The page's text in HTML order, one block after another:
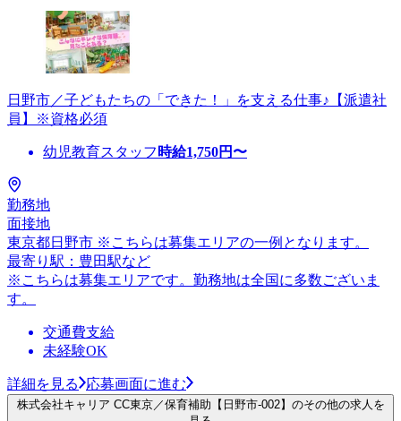
日野市／子どもたちの「できた！」を支える仕事♪【派遣社
員】※資格必須
幼児教育スタッフ 時給1,750円〜
勤務地
面接地
東京都日野市 ※こちらは募集エリアの一例となります。
最寄り駅：豊田駅など
※こちらは募集エリアです。勤務地は全国に多数ございま
す。
交通費支給
未経験OK
詳細を見る 応募画面に進む
株式会社キャリア CC東京／保育補助【日野市-002】のその他の求人を